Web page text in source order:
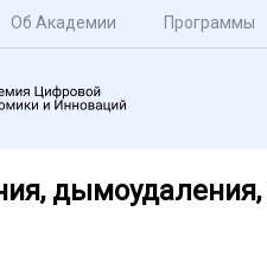
Об Академии Программы